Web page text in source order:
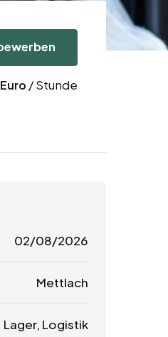
Euro / Stunde
02/08/2026
Mettlach
Lager, Logistik